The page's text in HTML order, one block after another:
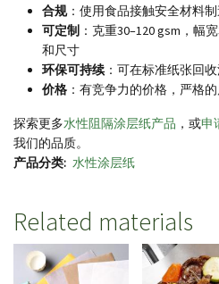
合规：使用食品接触安全材料
可定制 ：克重30–120 gsm，幅
和尺寸
环保可持续：可在标准纸张回
价格 ：有竞争力的价格，严格
探索更多水性阻隔涂层纸产品 ，或申
我们的品质。
产品分类 水性涂层纸
Related materials